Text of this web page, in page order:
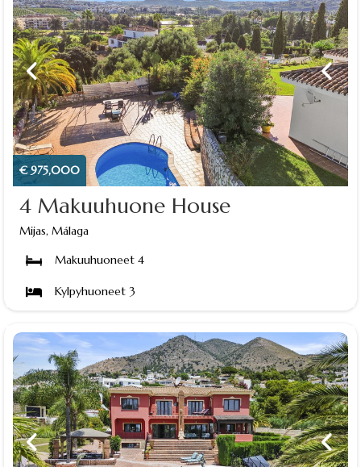
€ 975,000
4 Makuuhuone House
Mijas, Málaga
Makuuhuoneet 4
Kylpyhuoneet 3